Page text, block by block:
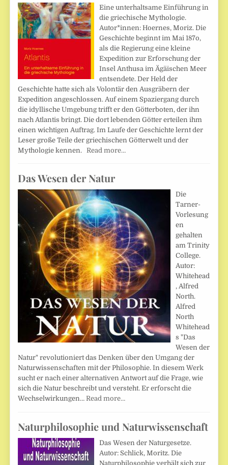
Eine unterhaltsame Einführung in
die griechische Mythologie.
Autor*innen: Hoernes, Moriz. Die
Geschichte beginnt im Mai 187o,
als die Regierung eine kleine
Expedition zur Erforschung der
Insel Anthusa im Ägäischen Meer
entsendete. Der Held der
Geschichte hatte sich als Volontär den Ausgräbern der
Expedition angeschlossen. Auf einem Spaziergang durch
die idyllische Umgebung trifft er den Götterboten, der ihn
nach Atlantis bringt. Die dort lebenden Götter erteilen ihm
einen wichtigen Auftrag. Im Laufe der Geschichte lernt der
Leser große Teile der griechischen Götterwelt und der
Mythologie kennen.Read more…
Das Wesen der Natur
Die
Tarner-
Vorlesung
en
gehalten
am Trinity
College.
Autor:
Whitehead
, Alfred
North.
Alfred
North
Whitehead
s "Das
Wesen der
Natur" revolutioniert das Denken über den Umgang der
Naturwissenschaften mit der Philosophie. In diesem Werk
sucht er nach einer alternativen Antwort auf die Frage, wie
sich die Natur beschreibt und versteht. Er erforscht die
Wechselwirkungen…Read more…
Naturphilosophie und Naturwissenschaft
Das Wesen der Naturgesetze.
Autor: Schlick, Moritz. Die
Naturphilosophie verhält sich zur